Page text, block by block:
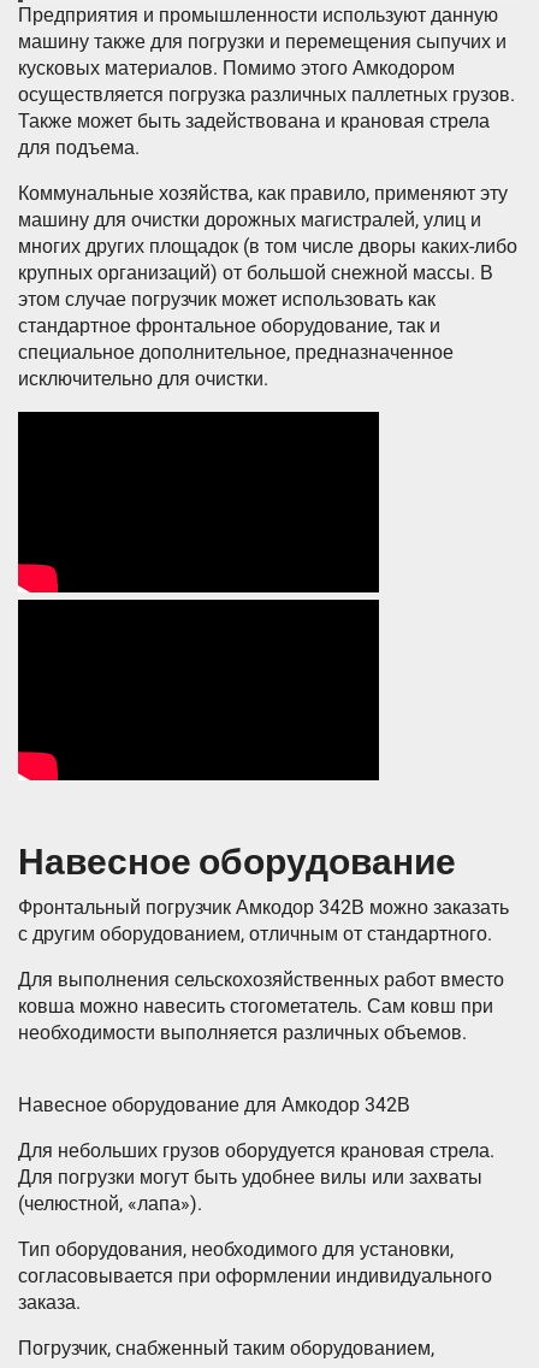
Предприятия и промышленности используют данную
машину также для погрузки и перемещения сыпучих и
кусковых материалов. Помимо этого Амкодором
осуществляется погрузка различных паллетных грузов.
Также может быть задействована и крановая стрела
для подъема.
Коммунальные хозяйства, как правило, применяют эту
машину для очистки дорожных магистралей, улиц и
многих других площадок (в том числе дворы каких-либо
крупных организаций) от большой снежной массы. В
этом случае погрузчик может использовать как
стандартное фронтальное оборудование, так и
специальное дополнительное, предназначенное
исключительно для очистки.
Навесное оборудование
Фронтальный погрузчик Амкодор 342В можно заказать
с другим оборудованием, отличным от стандартного.
Для выполнения сельскохозяйственных работ вместо
ковша можно навесить стогометатель. Сам ковш при
необходимости выполняется различных объемов.
Навесное оборудование для Амкодор 342В
Для небольших грузов оборудуется крановая стрела.
Для погрузки могут быть удобнее вилы или захваты
(челюстной, «лапа»).
Тип оборудования, необходимого для установки,
согласовывается при оформлении индивидуального
заказа.
Погрузчик, снабженный таким оборудованием,